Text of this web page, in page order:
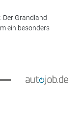
Der Grandland
ein besonders